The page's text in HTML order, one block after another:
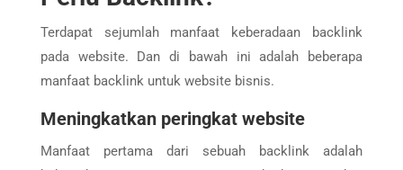
Terdapat sejumlah manfaat keberadaan backlink
pada website. Dan di bawah ini adalah beberapa
manfaat backlink untuk website bisnis.
Meningkatkan peringkat website
Manfaat pertama dari sebuah backlink adalah